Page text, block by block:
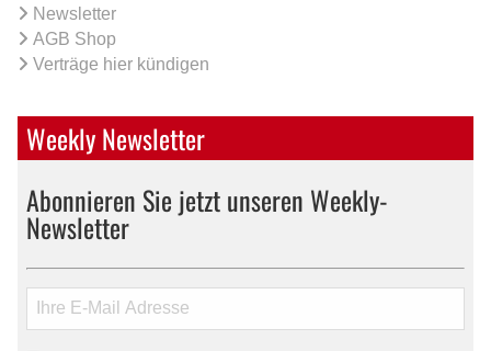
Newsletter
AGB Shop
Verträge hier kündigen
Weekly Newsletter
Abonnieren Sie jetzt unseren Weekly-
Newsletter